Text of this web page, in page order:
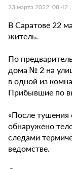
23 марта 2022, 08:42
В Саратове 22
житель.
По
дома № 2 на
в одной из
Прибывшие по
«После
обнаружено
следами
ведомстве.